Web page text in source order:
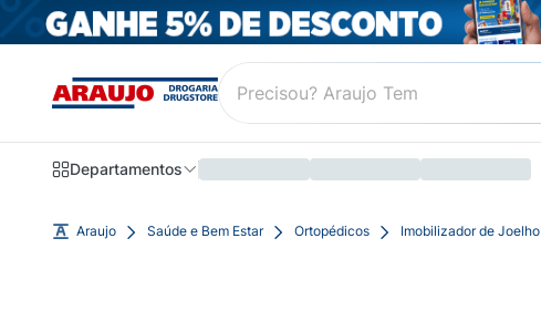
Departamentos
Araujo Saúde e Bem Estar Ortopédicos Imobilizador de Joelho